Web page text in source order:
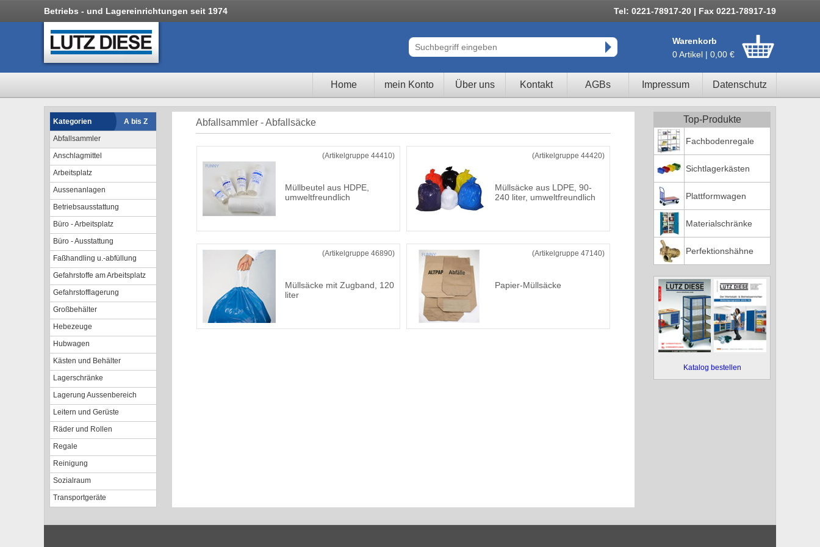
Betriebs - und Lagereinrichtungen seit 1974 Tel: 0221-78917-20 | Fax 0221-78917-19
Warenkorb
0 Artikel | 0,00 €
Home mein Konto Über uns Kontakt AGBs Impressum Datenschutz
Kategorien
A bis Z
Abfallsammler
Anschlagmittel
Arbeitsplatz
Aussenanlagen
Betriebsausstattung
Büro - Arbeitsplatz
Büro - Ausstattung
Faßhandling u.-abfüllung
Gefahrstoffe am Arbeitsplatz
Gefahrstofflagerung
Großbehälter
Hebezeuge
Hubwagen
Kästen und Behälter
Lagerschränke
Lagerung Aussenbereich
Leitern und Gerüste
Räder und Rollen
Regale
Reinigung
Sozialraum
Transportgeräte
Abfallsammler - Abfallsäcke
(Artikelgruppe 44410)
Müllbeutel aus HDPE,
umweltfreundlich
(Artikelgruppe 44420)
Müllsäcke aus LDPE, 90-
240 liter, umweltfreundlich
(Artikelgruppe 46890)
Müllsäcke mit Zugband, 120
liter
(Artikelgruppe 47140)
Papier-Müllsäcke
Top-Produkte
Fachbodenregale
Sichtlagerkästen
Plattformwagen
Materialschränke
Perfektionshähne
Katalog bestellen